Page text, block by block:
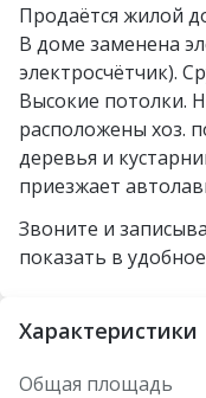
Продаётся жилой
В доме заменена
электросчётчик).
Высокие потолки. На
расположены хоз.
деревья и
приезжает
Звоните и
показать в
Характеристики
Общая площадь